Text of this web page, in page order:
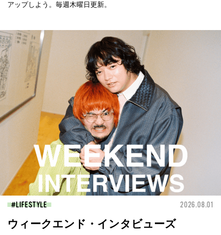
アップしよう。毎週木曜日更新。
LIFESTYLE 2026.08.01
ウィークエンド・インタビューズ